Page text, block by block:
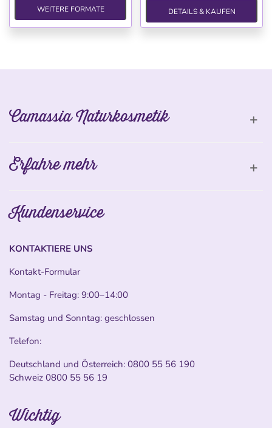
WEITERE FORMATE DETAILS & KAUFEN
Camassia Naturkosmetik
Erfahre mehr
Kundenservice
KONTAKTIERE UNS
Kontakt-Formular
Montag - Freitag: 9:00–14:00
Samstag und Sonntag: geschlossen
Telefon:
Deutschland und Österreich: 0800 55 56 190
Schweiz 0800 55 56 19
Wichtig